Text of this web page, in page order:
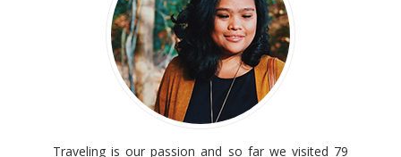
Traveling is our passion and so far we visited 79